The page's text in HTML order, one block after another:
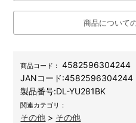
商品について
商品コード：
4582596304244
JANコード:4582596304244
製品番号:DL-YU281BK
関連カテゴリ：
その他 > その他